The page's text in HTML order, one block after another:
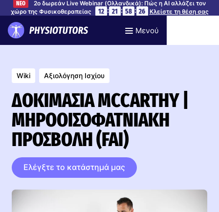
ΝΕΟ
2ο δωρεάν Live Webinar (Ολλανδικά): Πώς η AI αλλάζει τον
χώρο της Φυσικοθεραπείας
12 : 21 : 58 : 26 Κλείστε τη θέση σας
Μενού
Wiki Αξιολόγηση Ισχίου
ΔΟΚΙΜΑΣΊΑ MCCARTHY |
ΜΗΡΟΟΙΣΟΦΑΤΝΙΑΚΉ
ΠΡΟΣΒΟΛΉ (FAI)
Ελέγξτε το κατάστημά μας